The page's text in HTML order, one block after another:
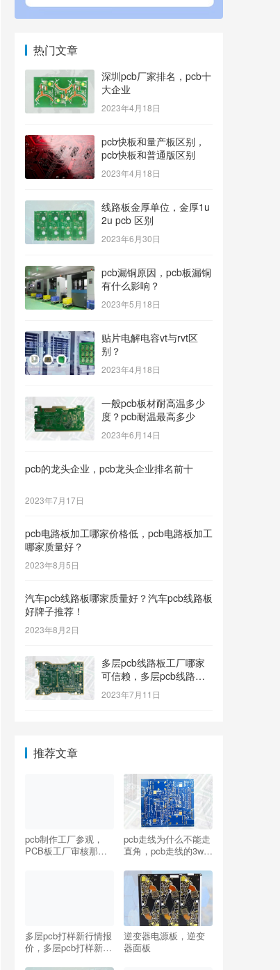
热门文章
深圳pcb厂家排名，pcb十
大企业
2023年4月18日
pcb快板和量产板区别，
pcb快板和普通版区别
2023年4月18日
线路板金厚单位，金厚1u
2u pcb 区别
2023年6月30日
pcb漏铜原因，pcb板漏铜
有什么影响？
2023年5月18日
贴片电解电容vt与rvt区
别？
2023年4月18日
一般pcb板材耐高温多少
度？pcb耐温最高多少
2023年6月14日
pcb的龙头企业，pcb龙头企业排名前十
2023年7月17日
pcb电路板加工哪家价格低，pcb电路板加工
哪家质量好？
2023年8月5日
汽车pcb线路板哪家质量好？汽车pcb线路板
好牌子推荐！
2023年8月2日
多层pcb线路板工厂哪家
可信赖，多层pcb线路板
工厂哪个牌子质量好
2023年7月11日
推荐文章
pcb制作工厂参观，
PCB板工厂审核那些
pcb走线为什么不能走
直角，pcb走线的3w原
多层pcb打样新行情报
价，多层pcb打样新参
逆变器电源板，逆变
器面板